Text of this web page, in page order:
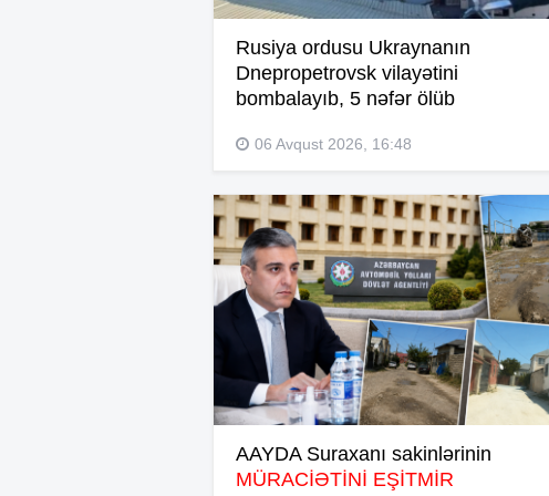
Rusiya ordusu Ukraynanın
Dnepropetrovsk vilayətini
bombalayıb, 5 nəfər ölüb
06 Avqust 2026, 16:48
AAYDA Suraxanı sakinlərinin
MÜRACİƏTİNİ EŞİTMİR